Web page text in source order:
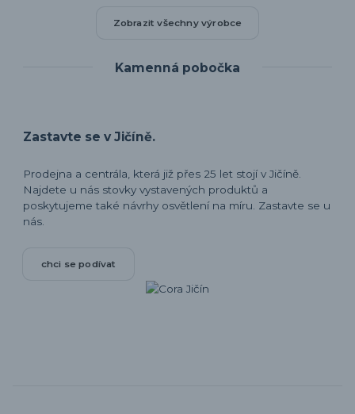
Zobrazit všechny výrobce
Kamenná pobočka
Zastavte se v Jičíně.
Prodejna a centrála, která již přes 25 let stojí v Jičíně.
Najdete u nás stovky vystavených produktů a
poskytujeme také návrhy osvětlení na míru. Zastavte se u
nás.
chci se podívat